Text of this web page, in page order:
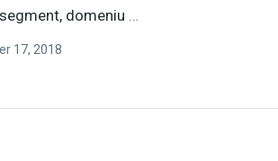
domeniu
17, 2018